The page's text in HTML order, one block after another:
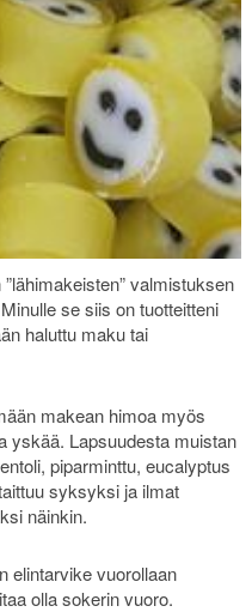
valmistuksen
se siis on tuotteitteni
haluttu maku tai
makean himoa myös
yskää. Lapsuudesta muistan
piparminttu, eucalyptus
syksyksi ja ilmat
näinkin.
elintarvike vuorollaan
olla sokerin vuoro.